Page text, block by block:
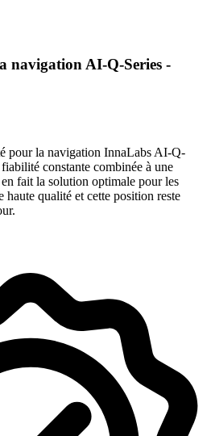
navigation AI-Q-Series -
pour la navigation InnaLabs AI-Q-
constante combinée à une
fait la solution optimale pour les
qualité et cette position reste